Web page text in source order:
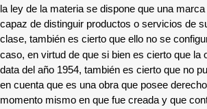
la ley de la materia se dispone que una
capaz de distinguir productos o servicios de
clase, también es cierto que ello no se
caso, en virtud de que si bien es cierto que la
data del año 1954, también es cierto que no
en cuenta que es una obra que posee
momento mismo en que fue creada y que